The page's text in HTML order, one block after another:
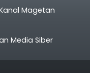
Magetan
Media Siber